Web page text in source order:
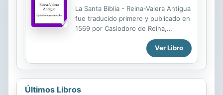
La Santa Biblia - Reina-Valera Antigua
fue traducido primero y publicado en
1569 por Casiodoro de Reina,
después de doce años de trabajo
intenso, y más tarde puso a cabo en
1602 en forma revisada por Cipriano
de Valera, que dio más de veinte
años de su vida a su revisión y la
mejora. La Reina-Valera Antigua ha
Ver Libro
Últimos Libros